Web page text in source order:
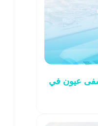
عيون في